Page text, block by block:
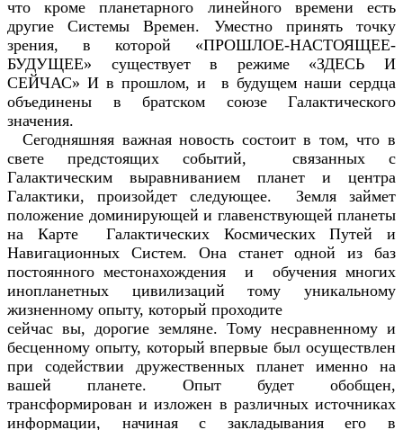
что кроме планетарного линейного времени есть
другие Системы Времен. Уместно принять точку
зрения, в которой «ПРОШЛОЕ-НАСТОЯЩЕЕ-
БУДУЩЕЕ» существует в режиме «ЗДЕСЬ И
СЕЙЧАС» И в прошлом, и в будущем наши сердца
объединены в братском союзе Галактического
значения.
Сегодняшняя важная новость состоит в том, что в
свете предстоящих событий, связанных с
Галактическим выравниванием планет и центра
Галактики, произойдет следующее. Земля займет
положение доминирующей и главенствующей планеты
на Карте Галактических Космических Путей и
Навигационных Систем. Она станет одной из баз
постоянного местонахождения и обучения многих
инопланетных цивилизаций тому уникальному
жизненному опыту, который проходите
сейчас вы, дорогие земляне. Тому несравненному и
бесценному опыту, который впервые был осуществлен
при содействии дружественных планет именно на
вашей планете. Опыт будет обобщен,
трансформирован и изложен в различных источниках
информации, начиная с закладывания его в